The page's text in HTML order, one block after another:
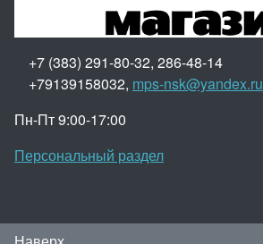
+7 (383) 291-80-32, 286-48-14
+79139158032, mps-nsk@yandex.ru
Пн-Пт 9:00-17:00
Персональный раздел